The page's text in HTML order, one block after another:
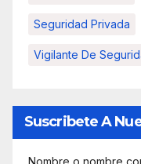
Seguridad Privada
Vigilante De
Suscribete A